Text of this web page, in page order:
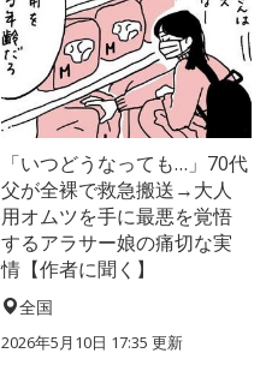
「いつどうなっても…」70代
父が全裸で救急搬送→大人
用オムツを手に最悪を覚悟
するアラサー娘の痛切な実
情【作者に聞く】
全国
2026年5月10日 17:35 更新